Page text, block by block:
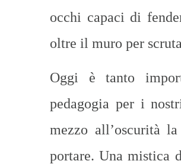
occhi capaci di
oltre il muro per
Oggi è tanto
pedagogia per i
mezzo all’oscurità
portare. Una mistica